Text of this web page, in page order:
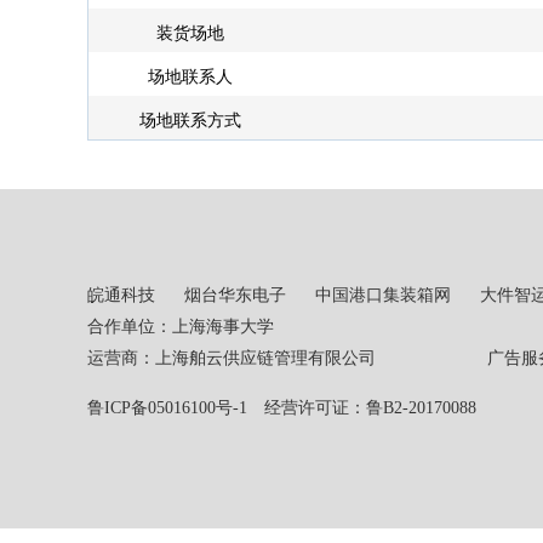
装货场地
场地联系人
场地联系方式
皖通科技 烟台华东电子 中国港口集装箱网
大件智
合作单位：上海海事大学
运营商：上海舶云供应链管理有限公司 广告服务热
鲁ICP备05016100号-1 经营许可证：鲁B2-20170088